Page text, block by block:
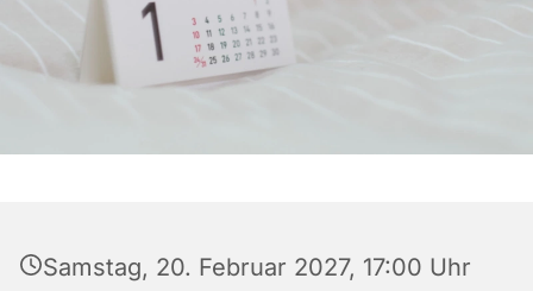
Samstag, 20. Februar 2027, 17:00 Uhr